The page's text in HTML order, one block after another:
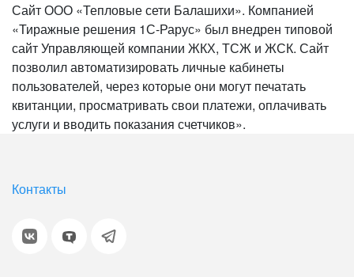
Сайт ООО «Тепловые сети Балашихи». Компанией
«Тиражные решения 1С-Рарус» был внедрен типовой
сайт Управляющей компании ЖКХ, ТСЖ и ЖСК. Сайт
позволил автоматизировать личные кабинеты
пользователей, через которые они могут печатать
квитанции, просматривать свои платежи, оплачивать
услуги и вводить показания счетчиков».
Контакты